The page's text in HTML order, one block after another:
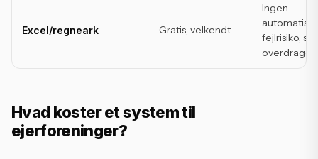
Excel/regneark Gratis, velkendt
Ingen
fejlrisiko,
Hvad koster et system til
ejerforeninger?